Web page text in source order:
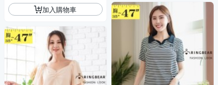
加入購物車